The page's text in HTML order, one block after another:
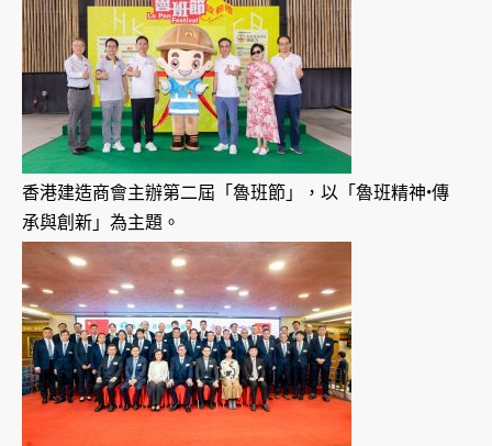
香港建造商會主辦第二屆「魯班節」，以「魯班精神•傳
承與創新」為主題。